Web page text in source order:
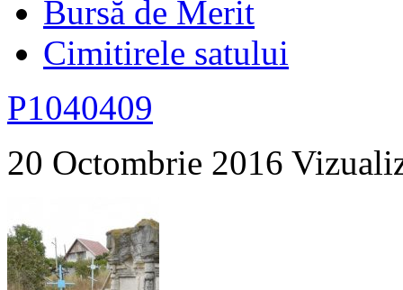
Bursă de Merit
Cimitirele satului
P1040409
20 Octombrie 2016